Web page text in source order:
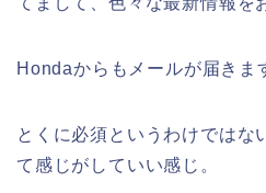
Hondaからもメールが届きま
とくに必須というわけではな
て感じがしていい感じ。